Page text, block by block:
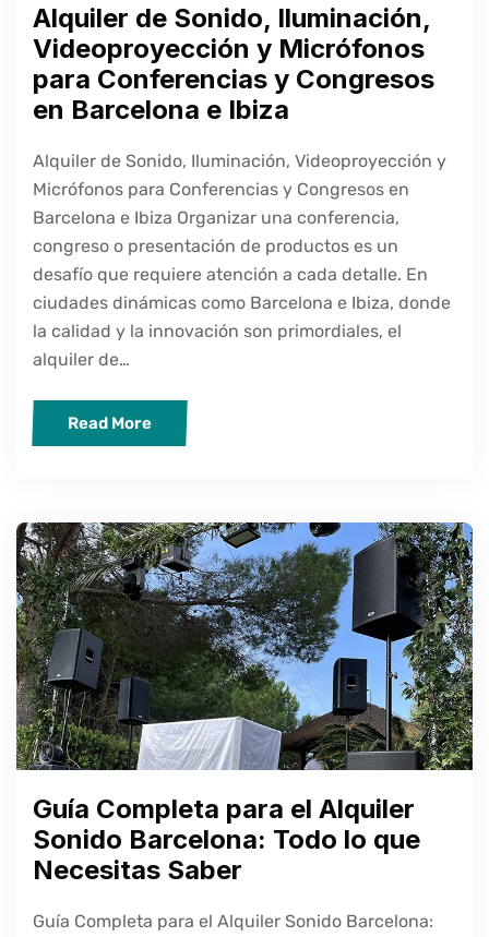
Alquiler de Sonido, Iluminación,
Videoproyección y Micrófonos
para Conferencias y Congresos
en Barcelona e Ibiza
Alquiler de Sonido, Iluminación, Videoproyección y
Micrófonos para Conferencias y Congresos en
Barcelona e Ibiza Organizar una conferencia,
congreso o presentación de productos es un
desafío que requiere atención a cada detalle. En
ciudades dinámicas como Barcelona e Ibiza, donde
la calidad y la innovación son primordiales, el
alquiler de…
Read More
Guía Completa para el Alquiler
Sonido Barcelona: Todo lo que
Necesitas Saber
Guía Completa para el Alquiler Sonido Barcelona: